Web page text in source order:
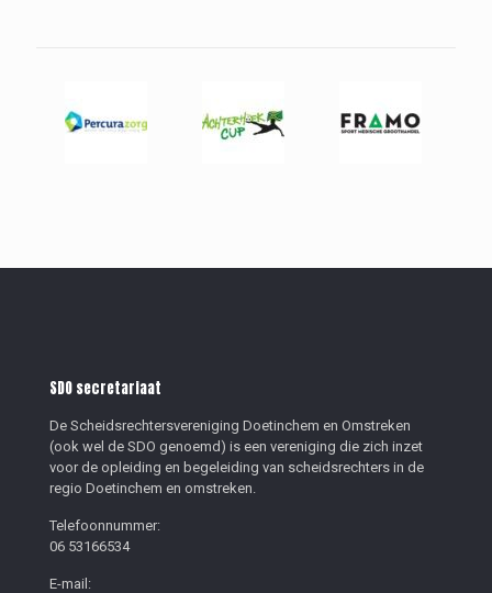
SDO secretariaat
De Scheidsrechtersvereniging Doetinchem en Omstreken
(ook wel de SDO genoemd) is een vereniging die zich inzet
voor de opleiding en begeleiding van scheidsrechters in de
regio Doetinchem en omstreken.
Telefoonnummer:
06 53166534
E-mail: